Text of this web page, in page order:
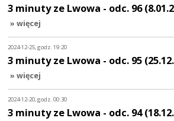
3 minuty ze Lwowa - odc. 96
» więcej
2024-12-25, godz. 19:20
3 minuty ze Lwowa - odc. 95
» więcej
2024-12-20, godz. 00:30
3 minuty ze Lwowa - odc. 94